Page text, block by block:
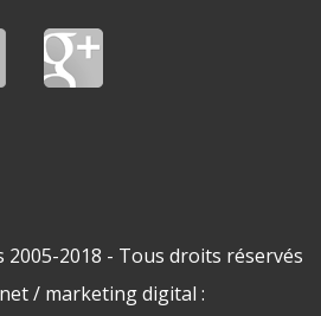
2005-2018 - Tous droits réservés
/ marketing digital :